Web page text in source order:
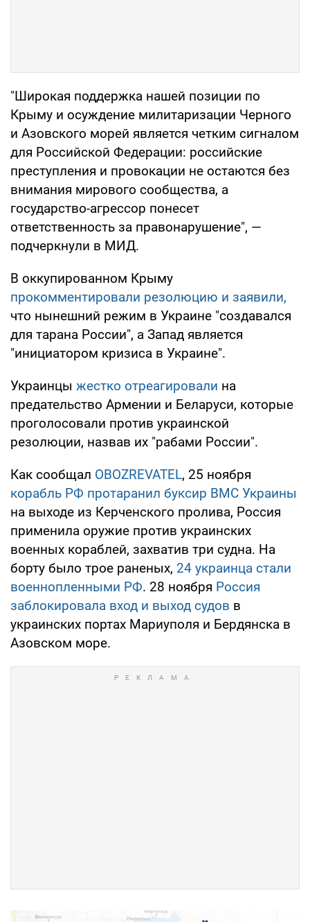
"Широкая поддержка нашей позиции по
Крыму и осуждение милитаризации Черного
и Азовского морей является четким сигналом
для Российской Федерации: российские
преступления и провокации не остаются без
внимания мирового сообщества, а
государство-агрессор понесет
ответственность за правонарушение", —
подчеркнули в МИД.
В оккупированном Крыму
прокомментировали резолюцию и заявили,
что нынешний режим в Украине "создавался
для тарана России", а Запад является
"инициатором кризиса в Украине".
Украинцы жестко отреагировали на
предательство Армении и Беларуси, которые
проголосовали против украинской
резолюции, назвав их "рабами России".
Как сообщал OBOZREVATEL, 25 ноября
корабль РФ протаранил буксир ВМС Украины
на выходе из Керченского пролива, Россия
применила оружие против украинских
военных кораблей, захватив три судна. На
борту было трое раненых, 24 украинца стали
военнопленными РФ. 28 ноября Россия
заблокировала вход и выход судов в
украинских портах Мариуполя и Бердянска в
Азовском море.